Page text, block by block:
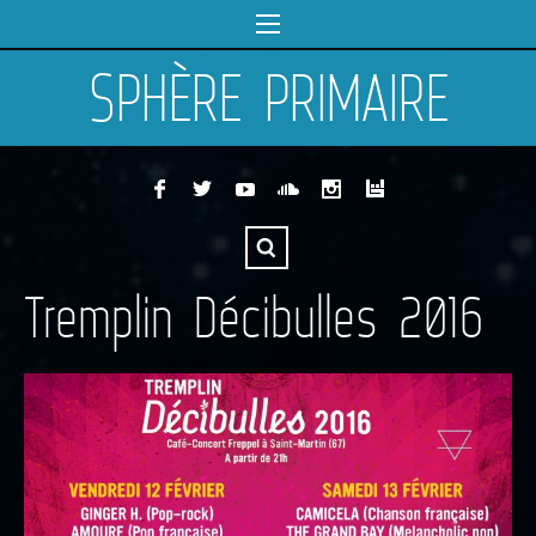
SPHÈRE PRIMAIRE
Tremplin Décibulles 2016